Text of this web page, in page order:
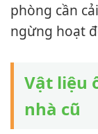
phòng cần
ngừng hoạt
Vật liệu
nhà cũ